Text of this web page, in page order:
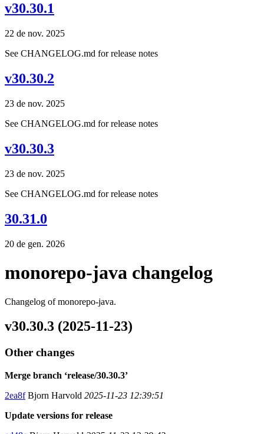
v30.30.1
22 de nov. 2025
See CHANGELOG.md for release notes
v30.30.2
23 de nov. 2025
See CHANGELOG.md for release notes
v30.30.3
23 de nov. 2025
See CHANGELOG.md for release notes
30.31.0
20 de gen. 2026
monorepo-java changelog
Changelog of monorepo-java.
v30.30.3 (2025-11-23)
Other changes
Merge branch ‘release/30.30.3’
2ea8fBjorn Harvold 2025-11-23 12:39:51
Update versions for release